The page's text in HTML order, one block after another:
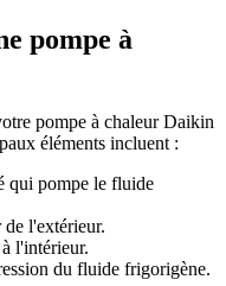
pompe à
pompe à chaleur Daikin
éléments incluent :
qui pompe le fluide
de l'extérieur.
l'intérieur.
du fluide frigorigène.